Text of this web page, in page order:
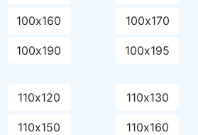
100х160 100х170
100х190 100х195
110х120 110х130
110х150 110х160